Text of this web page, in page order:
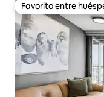
Favorito entre
Favorito entre